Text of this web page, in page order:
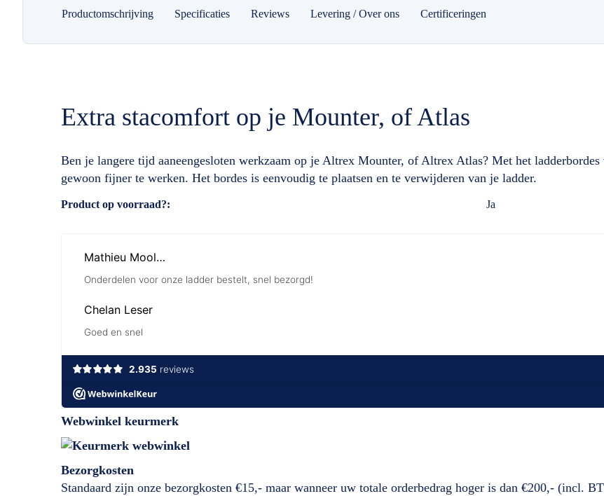
Productomschrijving Specificaties Reviews Levering / Over ons Certificeringen
Extra stacomfort op je Mounter, of Atlas
Ben je langere tijd aaneengesloten werkzaam op je Altrex Mounter, of Altrex Atlas? Met het
gewoon fijner te werken. Het bordes is eenvoudig te plaatsen en te verwijderen van je ladder.
Specificaties
Product op voorraad? Ja
Webwinkel keurmerk
Bezorgkosten
Standaard zijn onze bezorgkosten €15,- maar wanneer uw totale orderbedrag hoger is dan €200,- (incl.